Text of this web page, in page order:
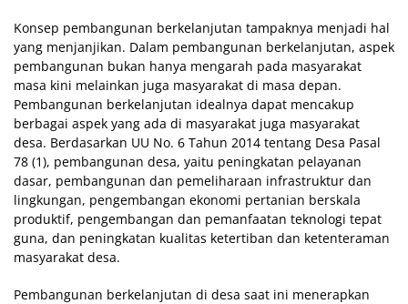
Konsep pembangunan berkelanjutan tampaknya menjadi hal
yang menjanjikan. Dalam pembangunan berkelanjutan, aspek
pembangunan bukan hanya mengarah pada masyarakat
masa kini melainkan juga masyarakat di masa depan.
Pembangunan berkelanjutan idealnya dapat mencakup
berbagai aspek yang ada di masyarakat juga masyarakat
desa. Berdasarkan UU No. 6 Tahun 2014 tentang Desa Pasal
78 (1), pembangunan desa, yaitu peningkatan pelayanan
dasar, pembangunan dan pemeliharaan infrastruktur dan
lingkungan, pengembangan ekonomi pertanian berskala
produktif, pengembangan dan pemanfaatan teknologi tepat
guna, dan peningkatan kualitas ketertiban dan ketenteraman
masyarakat desa.
Pembangunan berkelanjutan di desa saat ini menerapkan